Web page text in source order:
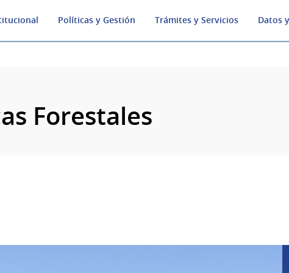
Políticas y Gestión Trámites y Servicios Datos
Forestales